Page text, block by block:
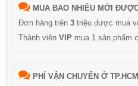
MUA BAO NHIÊU MỚI
Đơn hàng trên 3 triệu được mua
Thành viên VIP mua 1 sản phẩm
PHÍ VẬN CHUYỂN Ở